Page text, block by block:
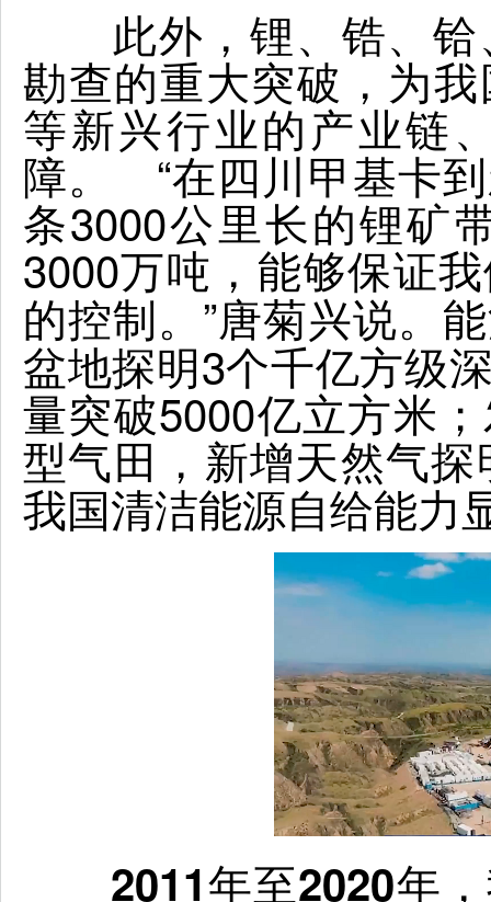
此外，锂、锆、铪
勘查的重大突破，为
等新兴行业的产业链
障。 “在四川甲基卡
条3000公里长的锂矿
3000万吨， 能够保证
的控制。”唐菊兴说。
盆地探明3个千亿方级
量突破5000亿立方米；
型气田，新增天然气
我国清洁能源自给能力
2011年至2020年